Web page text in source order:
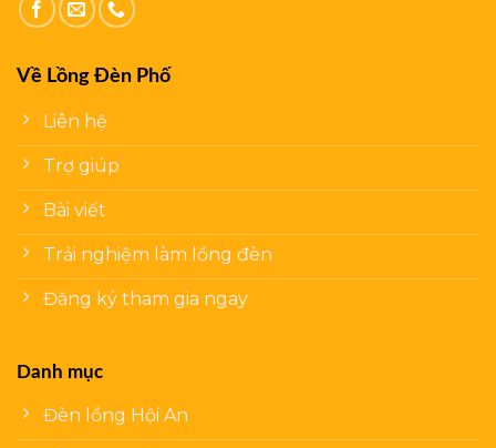
Về Lồng Đèn Phố
Liên hệ
Trợ giúp
Bài viết
Trải nghiệm làm lồng đèn
Đăng ký tham gia ngay
Danh mục
Đèn lồng Hội An